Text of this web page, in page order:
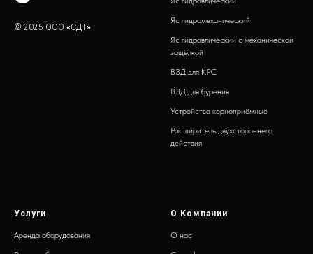
© 2025 ООО «СДТ»
Яс гидромеханический
Яс гидравлический с механической
защёлкой
ВЗД для КРС
ВЗД для бурения
Устройства керноприёмные
Расширитель двухстороннего
действия
Услуги
Аренда оборудования
О Компании
О нас